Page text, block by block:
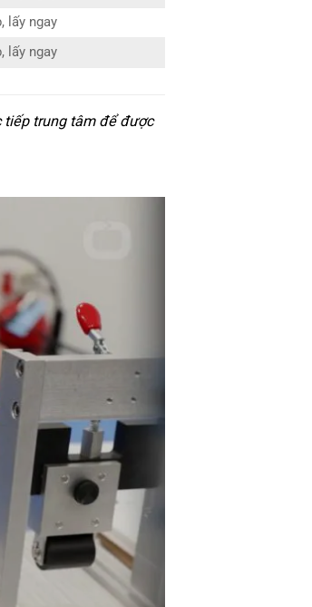
lấy ngay
lấy ngay
tiếp trung tâm để được